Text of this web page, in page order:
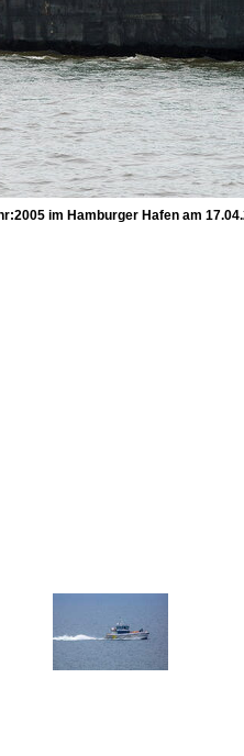
im Hamburger Hafen am